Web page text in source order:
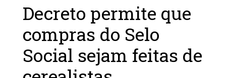
Decreto permite que
compras do Selo
Social sejam feitas de